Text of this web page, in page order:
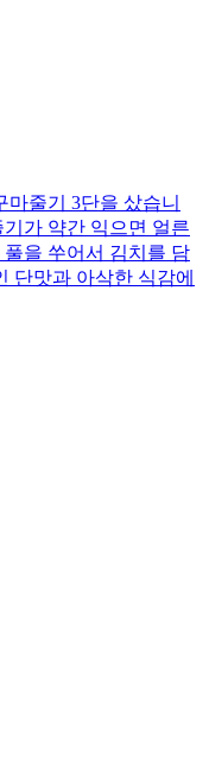
줄기 3단을 샀습니
가 약간 익으면 얼른
을 쑤어서 김치를 담
단맛과 아삭한 식감에